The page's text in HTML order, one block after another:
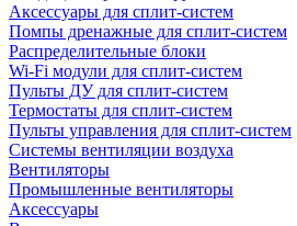
Аксессуары для сплит-систем
Помпы дренажные для сплит-систем
Распределительные блоки
Wi-Fi модули для сплит-систем
Пульты ДУ для сплит-систем
Термостаты для сплит-систем
Пульты управления для сплит-систем
Системы вентиляции воздуха
Вентиляторы
Промышленные вентиляторы
Аксессуары